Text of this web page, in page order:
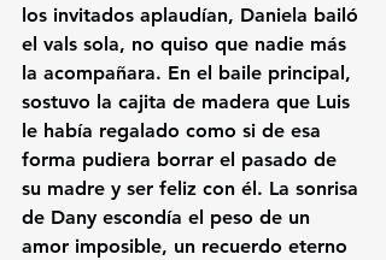
los invitados aplaudían, Daniela bailó
el vals sola, no quiso que nadie más
la acompañara. En el baile principal,
sostuvo la cajita de madera que Luis
le había regalado como si de esa
forma pudiera borrar el pasado de
su madre y ser feliz con él. La sonrisa
de Dany escondía el peso de un
amor imposible, un recuerdo eterno